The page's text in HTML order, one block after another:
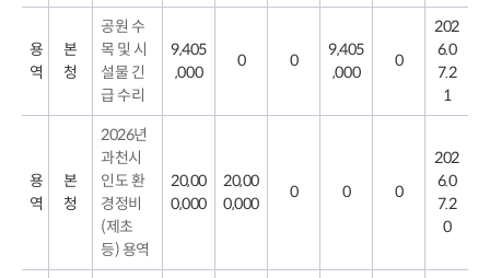
용
역
본
청
공원 수
목 및 시
설물 긴
급 수리
9,405
,000
0 0
9,405
,000
0
202
6.0
7.2
1
용
역
본
청
2026년
과천시
인도 환
경정비
(제초
등) 용역
20,00
0,000
20,00
0,000
0 0 0
202
6.0
7.2
0